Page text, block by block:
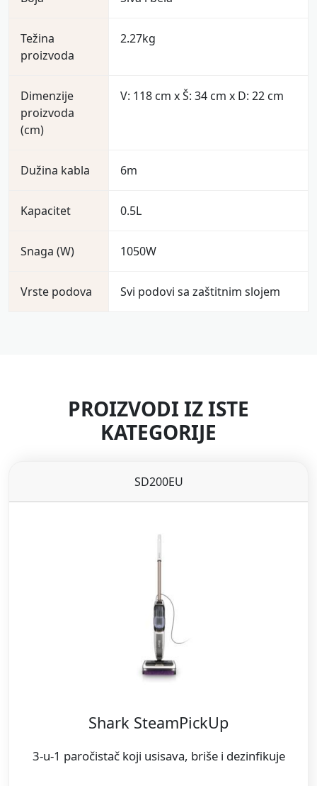
Težina
proizvoda
2.27kg
Dimenzije
proizvoda
(cm)
V: 118 cm x Š: 34 cm x D: 22 cm
Dužina kabla 6m
Kapacitet 0.5L
Snaga (W) 1050W
Vrste podova Svi podovi sa zaštitnim slojem
PROIZVODI IZ ISTE
KATEGORIJE
SD200EU
Shark SteamPickUp
3-u-1 paročistač koji usisava, briše i dezinfikuje